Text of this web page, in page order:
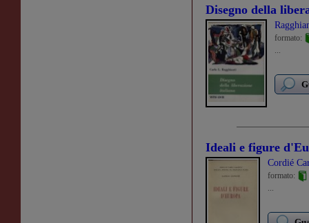
Disegno della
formato:
...
Ideali e figure
Cordié
formato:
...